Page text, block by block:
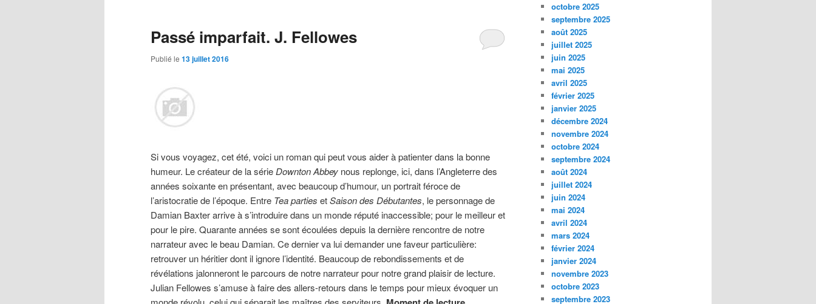
Passé imparfait. J. Fellowes
Publié le 13 juillet 2016
Si vous voyagez, cet été, voici un roman qui peut vous aider à patienter dans la bonne
humeur. Le créateur de la série Downton Abbey nous replonge, ici, dans l’Angleterre des
années soixante en présentant, avec beaucoup d’humour, un portrait féroce de
l’aristocratie de l’époque. Entre Tea parties etSaison des Débutantes, le personnage de
Damian Baxter arrive à s’introduire dans un monde réputé inaccessible; pour le meilleur et
pour le pire. Quarante années se sont écoulées depuis la dernière rencontre de notre
narrateur avec le beau Damian. Ce dernier va lui demander une faveur particulière:
retrouver un héritier dont il ignore l’identité. Beaucoup de rebondissements et de
révélations jalonneront le parcours de notre narrateur pour notre grand plaisir de lecture.
Julian Fellowes s’amuse à faire des allers-retours dans le temps pour mieux évoquer un
octobre 2025
septembre 2025
août 2025
juillet 2025
juin 2025
mai 2025
avril 2025
février 2025
janvier 2025
décembre 2024
novembre 2024
octobre 2024
septembre 2024
août 2024
juillet 2024
juin 2024
mai 2024
avril 2024
mars 2024
février 2024
janvier 2024
novembre 2023
octobre 2023
septembre 2023